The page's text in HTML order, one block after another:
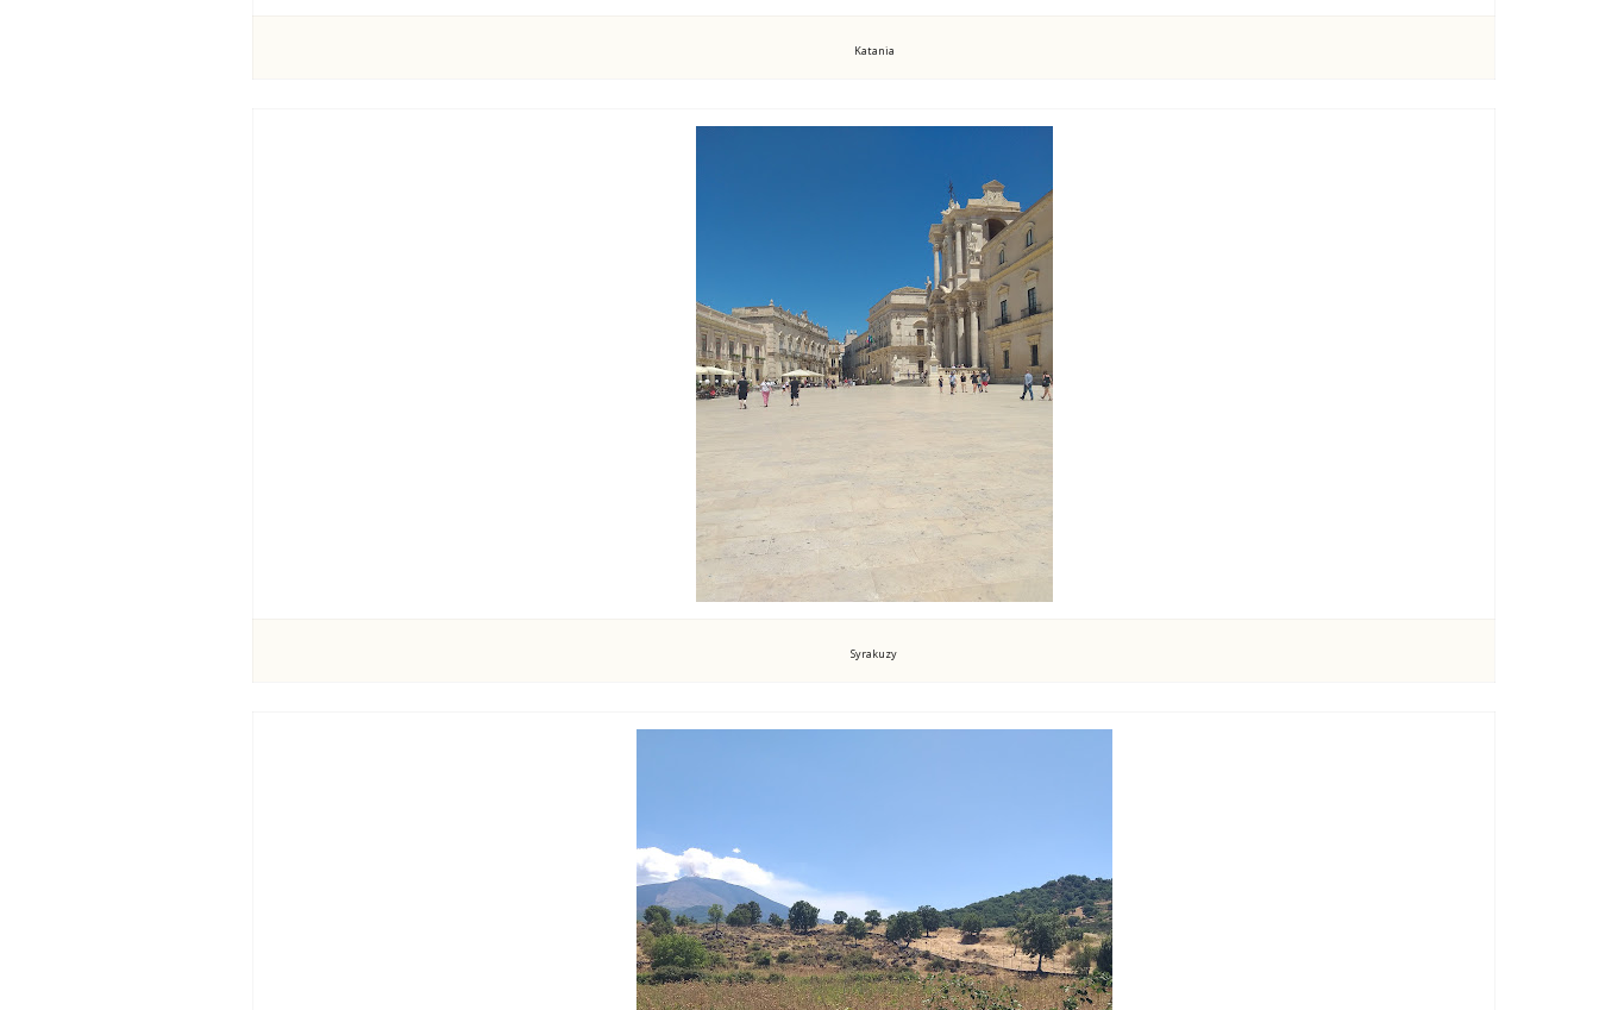
Katania
Syrakuzy